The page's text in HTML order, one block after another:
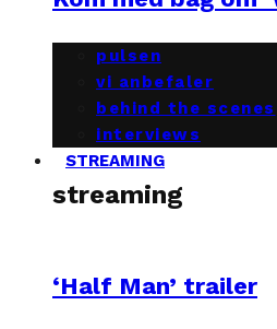
pulsen
vi anbefaler
behind the scenes
interviews
STREAMING
streaming
‘Half Man’ trailer